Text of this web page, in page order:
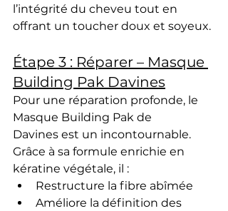
l’intégrité du cheveu tout en
offrant un toucher doux et soyeux.
Étape 3 : Réparer – Masque
Building Pak Davines
Pour une réparation profonde, le
Masque Building Pak de
Davines est un incontournable.
Grâce à sa formule enrichie en
kératine végétale, il :
Restructure la fibre abîmée
Améliore la définition des